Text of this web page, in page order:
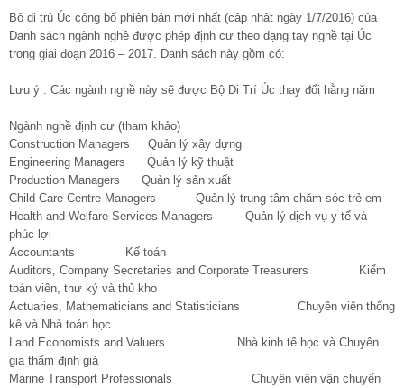
Bộ di trú Úc công bố phiên bản mới nhất (cập nhật ngày 1/7/2016) của
Danh sách ngành nghề được phép định cư theo dạng tay nghề tại Úc
trong giai đoạn 2016 – 2017. Danh sách này gồm có:
Lưu ý : Các ngành nghề này sẽ được Bộ Di Trí Úc thay đổi hằng năm
Ngành nghề định cư (tham khảo)
Construction Managers Quản lý xây dựng
Engineering Managers Quản lý kỹ thuật
Production Managers Quản lý sản xuất
Child Care Centre Managers Quản lý trung tâm chăm sóc trẻ em
Health and Welfare Services Managers Quản lý dịch vụ y tế và
phúc lợi
Accountants Kế toán
Auditors, Company Secretaries and Corporate Treasurers Kiểm
toán viên, thư ký và thủ kho
Actuaries, Mathematicians and Statisticians Chuyên viên thống
kê và Nhà toán học
Land Economists and Valuers Nhà kinh tế học và Chuyên
gia thẩm định giá
Marine Transport Professionals Chuyên viên vận chuyển